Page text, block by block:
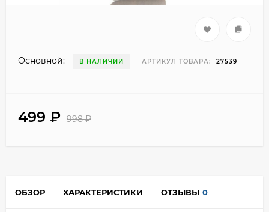
Основной: В НАЛИЧИИ АРТИКУЛ ТОВАРА: 27539
499 ₽ 998₽
ОБЗОР ХАРАКТЕРИСТИКИ ОТЗЫВЫ 0